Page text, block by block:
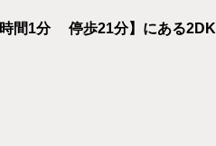
間1分 停歩21分】にある2DK